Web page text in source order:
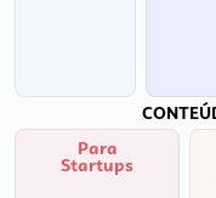
Para
Startups